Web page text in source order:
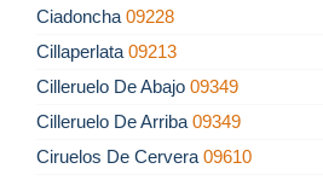
Ciadoncha 09228
Cillaperlata 09213
Cilleruelo De Abajo 09349
Cilleruelo De Arriba 09349
Ciruelos De Cervera 09610